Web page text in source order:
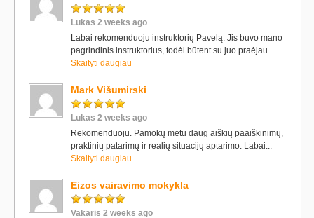
Lukas 2 weeks ago
Labai rekomenduoju instruktorių Pavelą. Jis buvo mano
pagrindinis instruktorius, todėl būtent su juo praėjau...
Skaityti daugiau
Mark Višumirski
Lukas 2 weeks ago
Rekomenduoju. Pamokų metu daug aiškių paaiškinimų,
praktinių patarimų ir realių situacijų aptarimo. Labai...
Skaityti daugiau
Eizos vairavimo mokykla
Vakaris 2 weeks ago